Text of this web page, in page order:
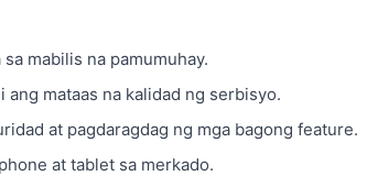
mabilis na pamumuhay.
ang mataas na kalidad ng serbisyo.
at pagdaragdag ng mga bagong feature.
at tablet sa merkado.